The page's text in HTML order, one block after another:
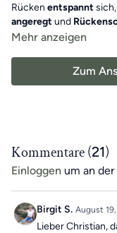
Rücken entspannt
angeregt und
Christian kombiniert
loszuwerden und
Viel Spaß beim
Mehr anzeigen
Zum
Kommentare (21)
Einloggen um an
Birgit S. August
Lieber Christian,